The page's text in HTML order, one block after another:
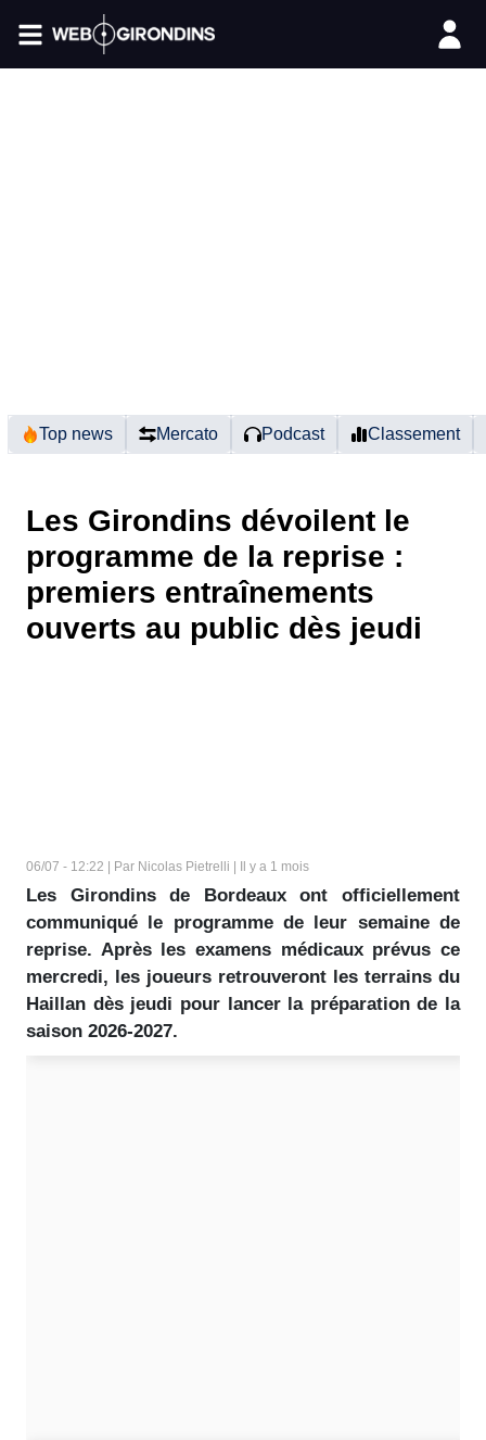
Top news Mercato Podcast Classement
Les Girondins dévoilent le
programme de la reprise :
premiers entraînements
ouverts au public dès jeudi
06/07 - 12:22 | Par Nicolas Pietrelli | Il y a 1 mois
Les Girondins de Bordeaux ont officiellement
communiqué le programme de leur semaine de
reprise. Après les examens médicaux prévus ce
mercredi, les joueurs retrouveront les terrains du
Haillan dès jeudi pour lancer la préparation de la
saison 2026-2027.